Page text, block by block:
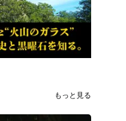
もっと見る